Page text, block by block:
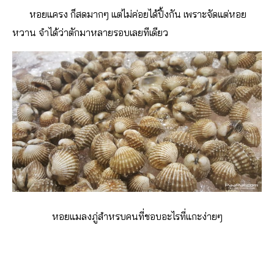
หอยแครง ก็สดมากๆ แต่ไม่ค่อยได้ปิ้งกัน เพราะจัดแต่หอย
หวาน จำได้ว่าตักมาหลายรอบเลยทีเดียว
หอยแมลงภู่สำหรบคนที่ชอบอะไรที่แกะง่ายๆ